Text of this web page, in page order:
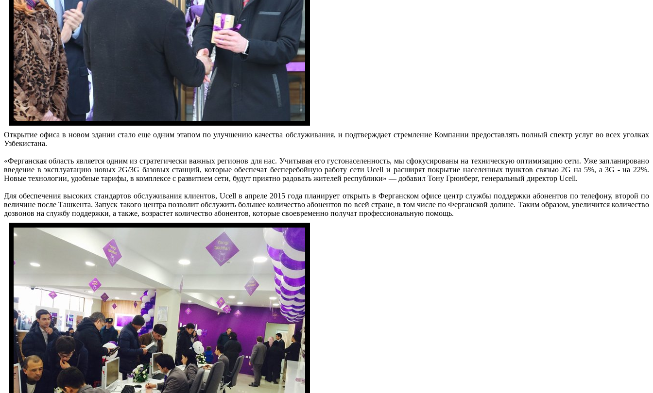
Открытие офиса в новом здании стало еще одним этапом по улучшению качества обслуживания, и подтверждает стремление Компании предоставлять полный спектр услуг во всех уголках
Узбекистана.
«Ферганская область является одним из стратегически важных регионов для нас. Учитывая его густонаселенность, мы сфокусированы на техническую оптимизацию сети. Уже запланировано
введение в эксплуатацию новых 2G/3G базовых станций, которые обеспечат бесперебойную работу сети Ucell и расширят покрытие населенных пунктов связью 2G на 5%, а 3G - на 22%.
Новые технологии, удобные тарифы, в комплексе с развитием сети, будут приятно радовать жителей республики» — добавил Тону Грюнберг, генеральный директор Ucell.
Для обеспечения высоких стандартов обслуживания клиентов, Ucell в апреле 2015 года планирует открыть в Ферганском офисе центр службы поддержки абонентов по телефону, второй по
величине после Ташкента. Запуск такого центра позволит обслужить большее количество абонентов по всей стране, в том числе по Ферганской долине. Таким образом, увеличится количество
дозвонов на службу поддержки, а также, возрастет количество абонентов, которые своевременно получат профессиональную помощь.